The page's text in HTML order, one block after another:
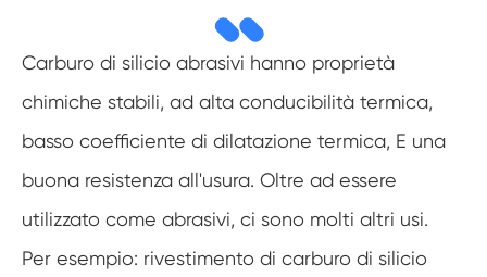
Carburo di silicio abrasivi hanno proprietà
chimiche stabili, ad alta conducibilità termica,
basso coefficiente di dilatazione termica, E una
buona resistenza all'usura. Oltre ad essere
utilizzato come abrasivi, ci sono molti altri usi.
Per esempio: rivestimento di carburo di silicio